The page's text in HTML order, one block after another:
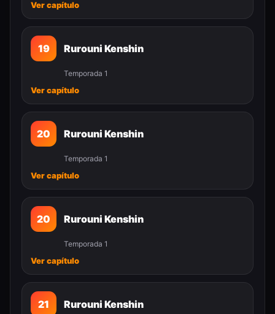
Ver capítulo
19 Rurouni Kenshin
Temporada 1
Ver capítulo
20 Rurouni Kenshin
Temporada 1
Ver capítulo
20 Rurouni Kenshin
Temporada 1
Ver capítulo
21 Rurouni Kenshin